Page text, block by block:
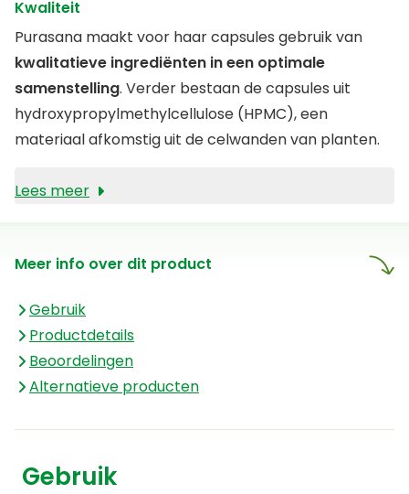
Kwaliteit
Purasana maakt voor haar capsules gebruik van
kwalitatieve ingrediënten in een optimale
samenstelling. Verder bestaan de capsules uit
hydroxypropylmethylcellulose (HPMC), een
materiaal afkomstig uit de celwanden van planten.
Lees meer
Meer info over dit product
Gebruik
Productdetails
Beoordelingen
Alternatieve producten
Gebruik